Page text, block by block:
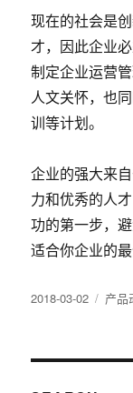
现在的社会是
才，因此企业
制定企业运营
人文关怀，也
训等计划。
企业的强大来
力和优秀的人
功的第一步，
适合你企业的最
发
2018-03-02
分
产品